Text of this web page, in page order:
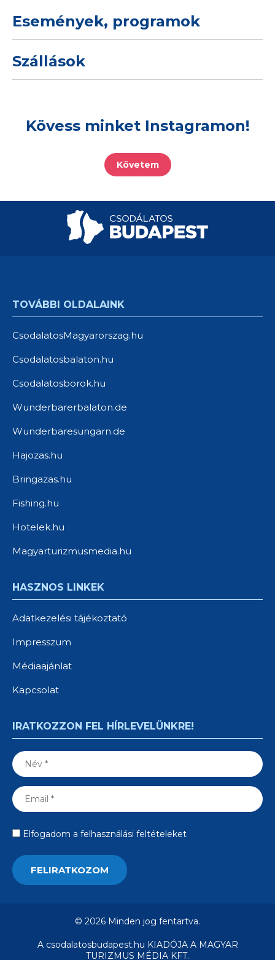
Események, programok
Szállások
Kövess minket Instagramon!
Követem
TOVÁBBI OLDALAINK
CsodalatosMagyarorszag.hu
Csodalatosbalaton.hu
Csodalatosborok.hu
Wunderbarerbalaton.de
Wunderbaresungarn.de
Hajozas.hu
Bringazas.hu
Fishing.hu
Hotelek.hu
Magyarturizmusmedia.hu
HASZNOS LINKEK
Adatkezelési tájékoztató
Impresszum
Médiaajánlat
Kapcsolat
IRATKOZZON FEL HÍRLEVELÜNKRE!
Elfogadom a felhasználási feltételeket
© 2026 Minden jog fentartva.
A csodalatosbudapest.hu KIADÓJA A MAGYAR
TURIZMUS MÉDIA KFT.